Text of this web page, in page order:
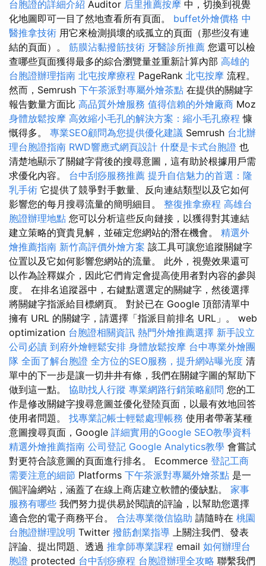
台胞證的詳細介紹 Auditor 后里推薦按摩 中，切換到視覺
化地圖即可一目了然地查看所有頁面。 buffet外燴價格 中
醫推拿技術 用它來檢測損壞的或孤立的頁面（那些沒有連
結的頁面）。 筋膜沾黏撥筋技術 牙醫診所推薦 您還可以檢
查哪些頁面獲得最多的綜合瀏覽量並重新計算內部 高雄的
台胞證辦理指南 北屯按摩療程 PageRank 北屯按摩 流程。
然而，Semrush 下午茶派對專屬外燴茶點 在提供的關鍵字
報告數量方面比 高品質外燴服務 值得信賴的外燴廠商 Moz
身體放鬆按摩 高效縮小毛孔的解決方案：縮小毛孔療程 慷
慨得多。 專業SEO顧問為您提供優化建議 Semrush 台北辦
理台胞證指南 RWD響應式網頁設計 什麼是卡式台胞證 也
清楚地顯示了關鍵字背後的搜尋意圖，這有助於根據用戶需
求優化內容。 台中刮痧服務推薦 提升自信魅力的首選：隆
乳手術 它提供了競爭對手數量、反向連結類型以及它如何
影響您的每月搜尋流量的簡明細目。 整復推拿療程 高雄台
胞證辦理地點 您可以分析這些反向鏈接，以獲得對其連結
建立策略的寶貴見解，並確定您網站的潛在機會。 精選外
燴推薦指南 新竹高評價外燴方案 該工具可讓您追蹤關鍵字
位置以及它如何影響您網站的流量。 此外，視覺效果還可
以作為詮釋媒介，因此它們肯定會提高使用者對內容的參與
度。 在排名追蹤器中，右鍵點選選定的關鍵字，然後選擇
將關鍵字指派給目標網頁。 對於已在 Google 頂部清單中
擁有 URL 的關鍵字，請選擇「指派目前排名 URL」。 web
optimization 台胞證相關資訊 熱門外燴推薦選擇 新手設立
公司必讀 到府外燴輕鬆安排 身體放鬆按摩 台中專業外燴團
隊 全面了解台胞證 全方位的SEO服務，提升網站曝光度 清
單中的下一步是讓一切井井有條，我們在關鍵字圖的幫助下
做到這一點。 協助找人行蹤 專業網路行銷策略顧問 您的工
作是修改關鍵字搜尋意圖並優化登陸頁面，以最有效地回答
使用者問題。 找專業記帳士輕鬆處理帳務 使用者帶著某種
意圖搜尋頁面，Google 詳細實用的Google SEO教學資料
精選外燴推薦指南 公司登記 Google Analytics教學 會嘗試
對更符合該意圖的頁面進行排名。 Ecommerce 登記工商
需要注意的細節 Platforms 下午茶派對專屬外燴茶點 是一
個評論網站，涵蓋了在線上商店建立軟體的優缺點。 家事
服務有哪些 我們努力提供易於閱讀的評論，以幫助您選擇
適合您的電子商務平台。 合法專業徵信協助 請隨時在 桃園
台胞證辦理說明 Twitter 撥筋創業指導 上關注我們、發表
評論、提出問題、透過 推拿師專業課程 email 如何辦理台
胞證 protected 台中刮痧療程 台胞證辦理全攻略 聯繫我們